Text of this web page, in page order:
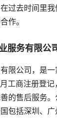
过去时间里
作。
服务有限公
限公司，是
工商注册登
的售后服务
包括深圳、